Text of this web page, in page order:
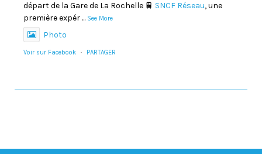
départ de la Gare de La Rochelle 🚆 SNCF Réseau, une
première expér ... See More
Photo
Voir sur Facebook · PARTAGER